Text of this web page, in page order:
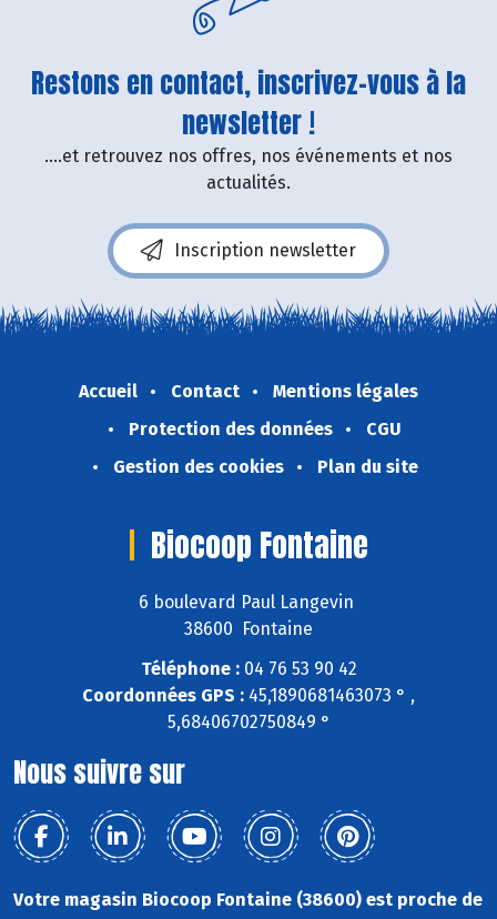
Restons en contact, inscrivez-vous à la
newsletter !
....et retrouvez nos offres, nos événements et nos
actualités.
Inscription newsletter
Accueil Contact
Mentions légales
Protection des données
CGU
Gestion des cookies
Plan du site
Biocoop Fontaine
6 boulevard Paul Langevin
38600 Fontaine
Téléphone :04 76 53 90 42
Coordonnées GPS : 45,1890681463073 ° ,
5,68406702750849 °
Nous suivre sur
Votre magasin Biocoop Fontaine (38600) est proche de